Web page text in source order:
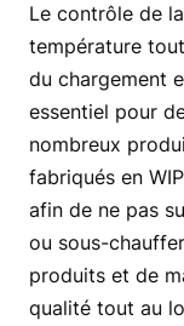
Le contrôle de la
température
du chargement
essentiel pour
nombreux
fabriqués en
afin de ne pas
ou sous-
produits et de
qualité tout au